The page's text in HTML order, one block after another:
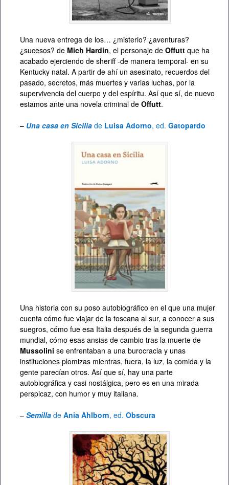
Una nueva entrega de los… ¿misterio? ¿aventuras?
¿sucesos? de Mich Hardin, el personaje de Offutt que ha
acabado ejerciendo de sheriff -de manera temporal- en su
Kentucky natal. A partir de ahí un asesinato, recuerdos del
pasado, secretos, más muertes y varias luchas, por la
supervivencia del cuerpo y del espíritu. Así que sí, de nuevo
estamos ante una novela criminal de Offutt.
– Una casa en Sicilia de Luisa Adorno, ed. Gatopardo
Una historia con su poso autobiográfico en el que una mujer
cuenta cómo fue viajar de la toscana al sur, a conocer a sus
suegros, cómo fue esa Italia después de la segunda guerra
mundial, cómo esas ansias de cambio tras la muerte de
Mussolini se enfrentaban a una burocracia y unas
instituciones plomizas mientras, fuera, la luz, la comida y la
gente parecían otros. Así que sí, hay una parte
autobiográfica y casi nostálgica, pero es en una mirada
perspicaz, con humor y muy italiana.
– Semilla de Ania Ahlborn, ed. Obscura